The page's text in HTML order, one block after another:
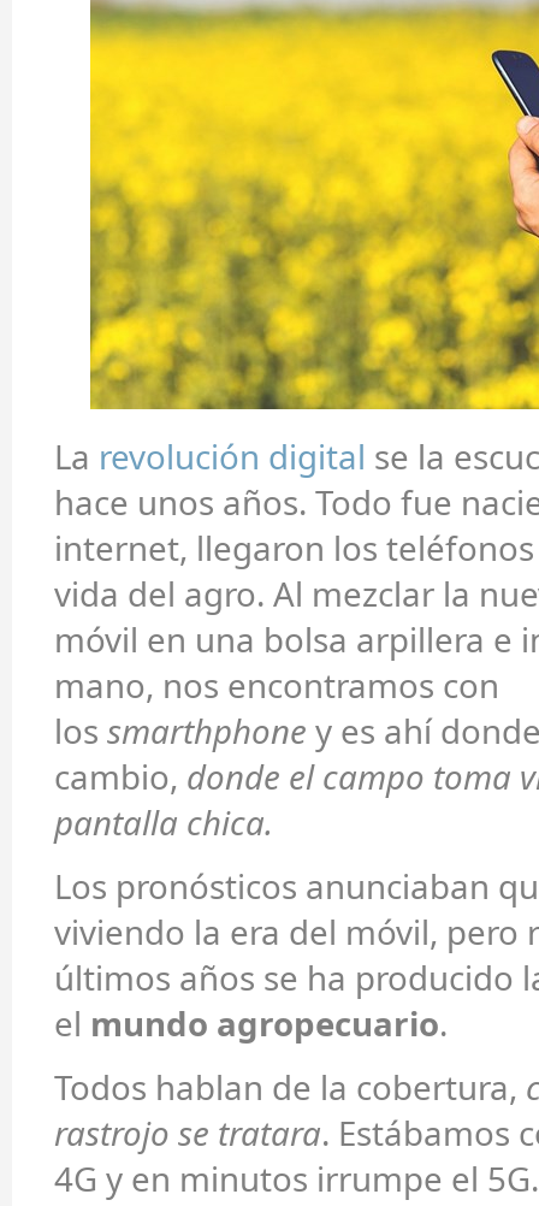
La revolución digital se la
hace unos años. Todo fue
internet, llegaron los
vida del agro. Al mezclar la
móvil en una bolsa arpillera e
mano, nos encontramos con
los smarthphone y es ahí
cambio, donde el campo toma
pantalla chica.
Los pronósticos anunciaban
viviendo la era del móvil, pero
últimos años se ha producido
el mundo agropecuario.
Todos hablan de la cobertura,
rastrojo se tratara. Estábamos
4G y en minutos irrumpe el